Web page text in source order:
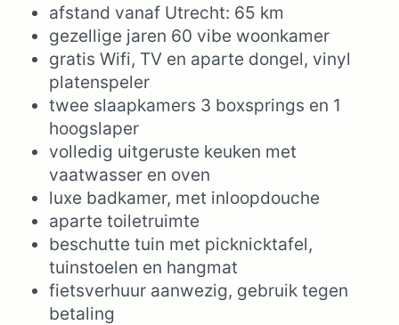
afstand vanaf Utrecht: 65 km
gezellige jaren 60 vibe woonkamer
gratis Wifi, TV en aparte dongel, vinyl
platenspeler
twee slaapkamers 3 boxsprings en 1
hoogslaper
volledig uitgeruste keuken met
vaatwasser en oven
luxe badkamer, met inloopdouche
aparte toiletruimte
beschutte tuin met picknicktafel,
tuinstoelen en hangmat
fietsverhuur aanwezig, gebruik tegen
betaling